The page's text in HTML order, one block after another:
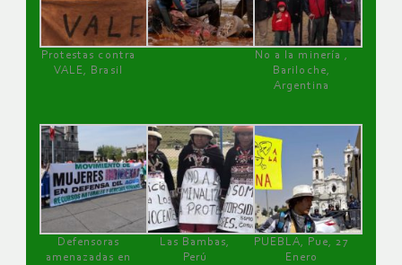
Protestas contra
VALE, Brasil
No a la minería ,
Bariloche,
Argentina
Defensoras
amenazadas en
Las Bambas,
Perú
PUEBLA, Pue, 27
Enero